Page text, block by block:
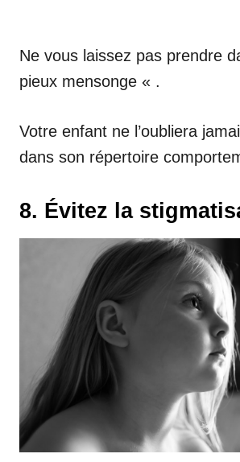
Ne vous laissez pas prendre
pieux mensonge « .
Votre enfant ne l’oubliera
dans son répertoire
8. Évitez la